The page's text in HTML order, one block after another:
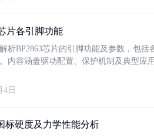
片各引脚功能
析BP2863芯片的引脚功能及参数，包
内容涵盖驱动配置、保护机制及典型应
4日
标硬度及力学性能分析